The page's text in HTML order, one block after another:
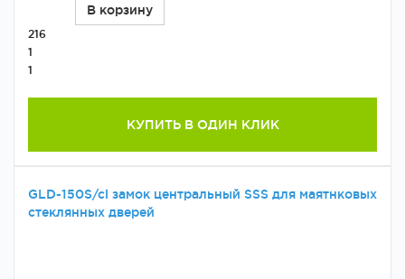
В корзину
216
1
1
КУПИТЬ В ОДИН КЛИК
GLD-150S/cl замок центральный SSS для маятнковых
стеклянных дверей